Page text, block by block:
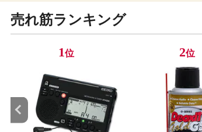
売れ筋ランキング
1位 2位